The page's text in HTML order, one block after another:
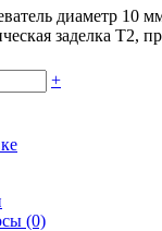
диаметр 10
заделка Т2,
+
(0)